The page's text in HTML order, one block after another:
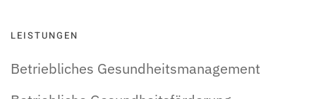
LEISTUNGEN
Betriebliches Gesundheitsmanagement